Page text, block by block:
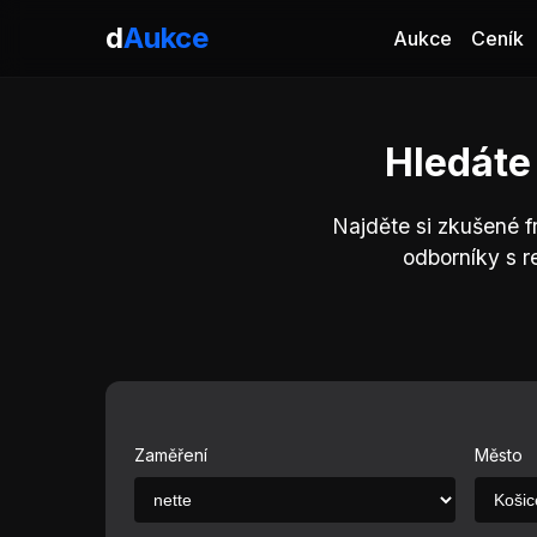
dAukce Aukce Ceník
Najděte si zkušené
odborníky s
Zaměření Město